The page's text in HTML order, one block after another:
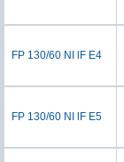
FP 130/60 NI lF E4
FP 130/60 NI lF E5